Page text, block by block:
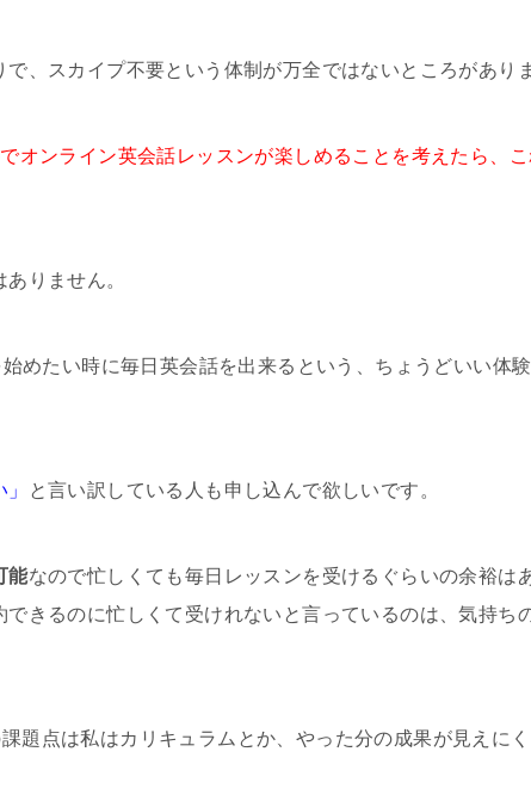
、スカイプ不要という体制が万全ではないところがあり
オンライン英会話レッスンが楽しめることを考えたら、こ
りません。
めたい時に毎日英会話を出来るという、ちょうどいい体
と言い訳している人も申し込んで欲しいです。
能なので忙しくても毎日レッスンを受けるぐらいの余裕は
きるのに忙しくて受けれないと言っているのは、気持ち
題点は私はカリキュラムとか、やった分の成果が見えにく